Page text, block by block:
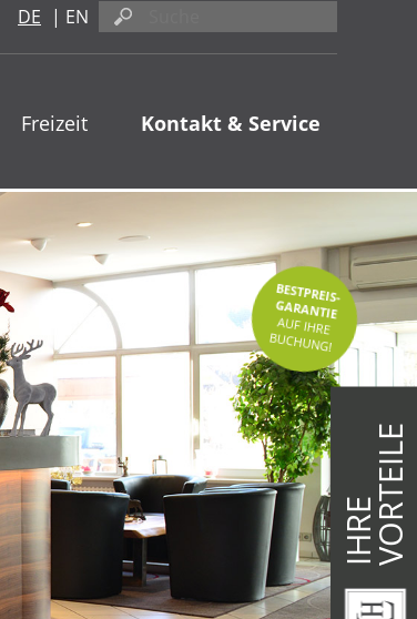
DE | EN
Freizeit Kontakt & Service
IHREVORTEILE
BESTPREIS-
GARANTIE
AUF IHRE
BUCHUNG!